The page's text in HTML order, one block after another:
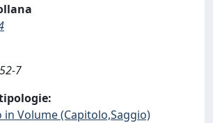
7
Volume (Capitolo,Saggio)